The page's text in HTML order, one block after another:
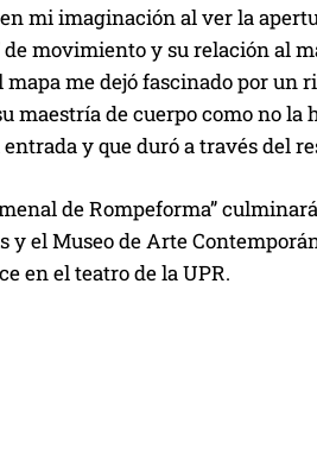
mi imaginación al ver la
de movimiento y su relación al
mapa me dejó fascinado por un
maestría de cuerpo como no
y que duró a través del
de Rompeforma”
y el Museo de Arte
en el teatro de la UPR.